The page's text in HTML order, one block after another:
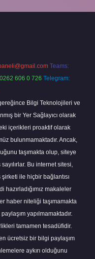
Teams:
606 0 726 Telegram:
Bilgi Teknolojileri ve
bir Yer Sağlayıcı olarak
içerikleri proaktif olarak
bulunmamaktadır. Ancak,
taşımakta olup, siteye
Bu internet sitesi,
ile hiçbir bağlantısı
hazırladığımız makaleler
haber niteliği taşımamakta
yapılmamaktadır.
tamamen tesadüfidir.
ücretsiz bir bilgi paylaşım
aykırı olduğunu